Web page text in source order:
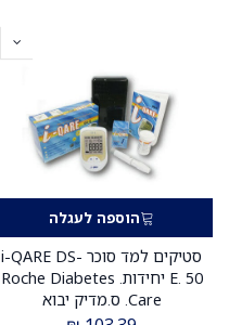
הוספה לעגלה
סטיקים למד סוכר i-QARE DS-
E. 50 יחידות. Roche Diabetes
Care. ס.מדיק יבוא